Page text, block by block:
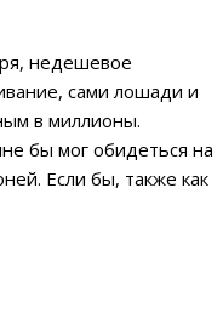
недешевое
сами лошади и
в миллионы.
бы мог обидеться на
Если бы, также как